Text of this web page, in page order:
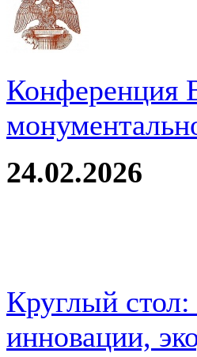
Конференция
24.02.2026
Круглый
инновации,